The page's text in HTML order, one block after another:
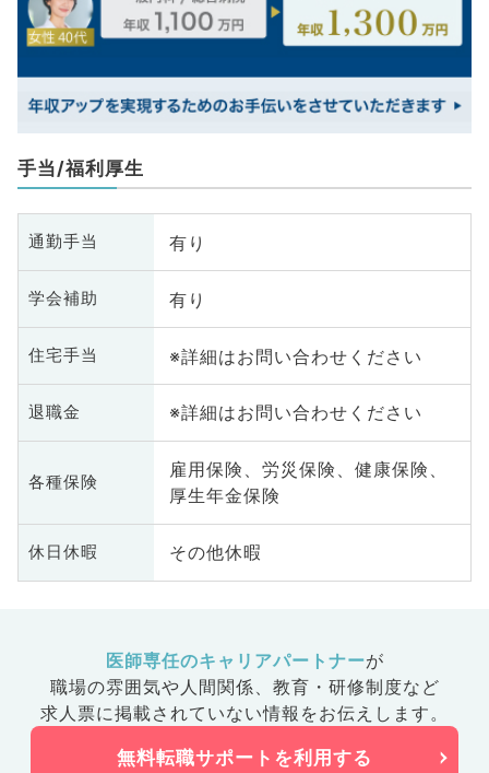
手当/福利厚生
通勤手当 有り
学会補助 有り
住宅手当 ※詳細はお問い合わせください
退職金 ※詳細はお問い合わせください
各種保険
雇用保険、労災保険、健康保険、
厚生年金保険
休日休暇 その他休暇
医師専任のキャリアパートナーが
職場の雰囲気や人間関係、 教育・研修制度など
求人票に掲載されていない情報をお伝えします。
無料転職サポートを利用する